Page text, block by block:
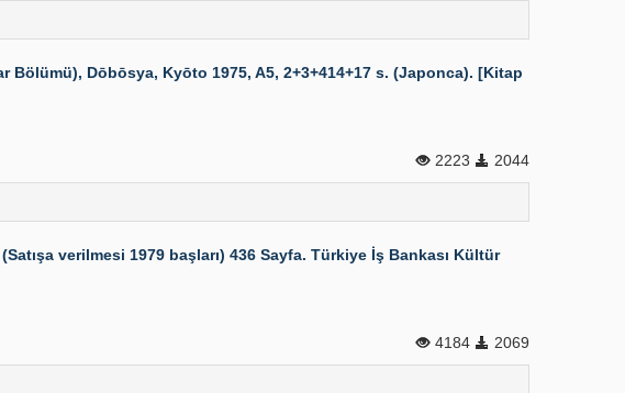
Bölümü), Dōbōsya, Kyōto 1975, A5, 2+3+414+17 s. (Japonca). [Kitap
2223 2044
verilmesi 1979 başları) 436 Sayfa. Türkiye İş Bankası Kültür
4184 2069